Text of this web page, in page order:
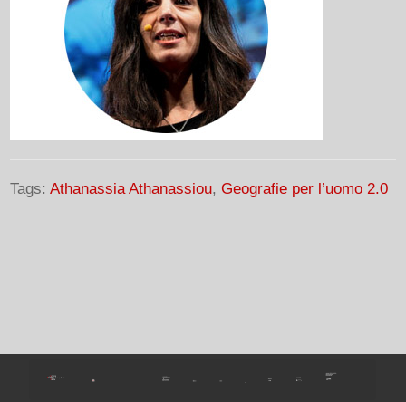
Tags:Athanassia Athanassiou, Geografie per l’uomo 2.0